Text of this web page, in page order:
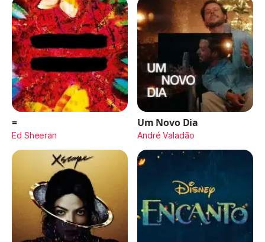
=
Ed Sheeran
Um Novo Dia
André Valadão